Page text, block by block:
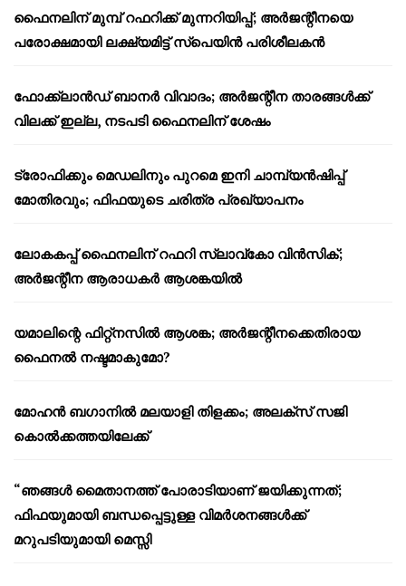
ഫൈനലിന് മുമ്പ് റഫറിക്ക് മുന്നറിയിപ്പ്; അർജന്റീനയെ
പരോക്ഷമായി ലക്ഷ്യമിട്ട് സ്പെയിൻ പരിശീലകൻ
ഫോക്ക്‌ലാൻഡ് ബാനർ വിവാദം; അർജന്റീന താരങ്ങൾക്ക്
വിലക്ക് ഇല്ല, നടപടി ഫൈനലിന് ശേഷം
ട്രോഫിക്കും മെഡലിനും പുറമെ ഇനി ചാമ്പ്യൻഷിപ്പ്
മോതിരവും; ഫിഫയുടെ ചരിത്ര പ്രഖ്യാപനം
ലോകകപ്പ് ഫൈനലിന് റഫറി സ്ലാവ്‌കോ വിൻസിക്;
അർജന്റീന ആരാധകർ ആശങ്കയിൽ
യമാലിന്റെ ഫിറ്റ്നസിൽ ആശങ്ക; അർജന്റീനക്കെതിരായ
ഫൈനൽ നഷ്ടമാകുമോ?
മോഹൻ ബഗാനിൽ മലയാളി തിളക്കം; അലക്സ് സജി
കൊൽക്കത്തയിലേക്ക്
“ഞങ്ങൾ മൈതാനത്ത് പോരാടിയാണ് ജയിക്കുന്നത്;
ഫിഫയുമായി ബന്ധപ്പെട്ടുള്ള വിമർശനങ്ങൾക്ക്
മറുപടിയുമായി മെസ്സി